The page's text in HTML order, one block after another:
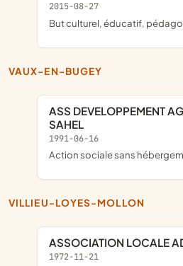
2015-08-27
but culturel, éducatif,
VAUX-EN-BUGEY
ASS DEVELOPPEMENT AGRO-INDUSTRIEL
SAHEL
1991-06-16
Action sociale sans
VILLIEU-LOYES-MOLLON
ASSOCIATION LOCALE
1972-11-21